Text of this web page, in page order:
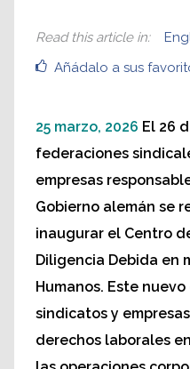
Añádalo a sus
Read this article in:
25 marzo, 2026 El 26
federaciones
empresas
Gobierno alemán se
inaugurar el Centro
Diligencia Debida en
Humanos. Este
sindicatos y
derechos laborales